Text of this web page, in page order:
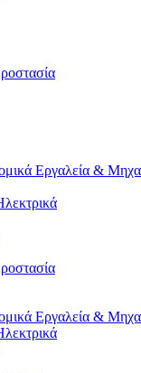
Εργαλεία &
Εργαλεία &